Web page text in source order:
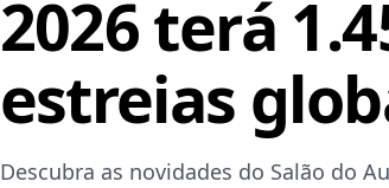
2026 terá
estreias
Descubra as novidades do Salão do